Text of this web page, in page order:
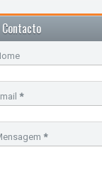
Contacto
*
*